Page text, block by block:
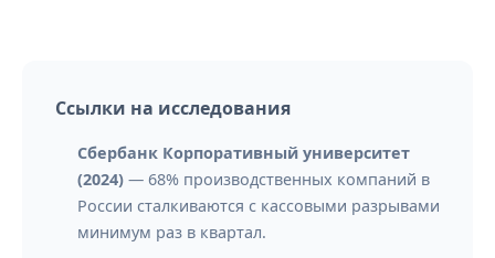
Ссылки на исследования
Сбербанк Корпоративный университет
(2024) — 68% производственных компаний в
России сталкиваются с кассовыми разрывами
минимум раз в квартал.